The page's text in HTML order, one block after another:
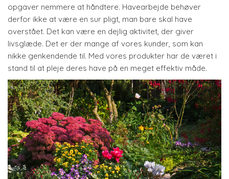
opgaver nemmere at håndtere. Havearbejde behøver
derfor ikke at være en sur pligt, man bare skal have
overstået. Det kan være en dejlig aktivitet, der giver
livsglæde. Det er der mange af vores kunder, som kan
nikke genkendende til. Med vores produkter har de været i
stand til at pleje deres have på en meget effektiv måde.